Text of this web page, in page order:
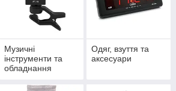
Музичні
інструменти та
обладнання
Одяг, взуття та
аксесуари